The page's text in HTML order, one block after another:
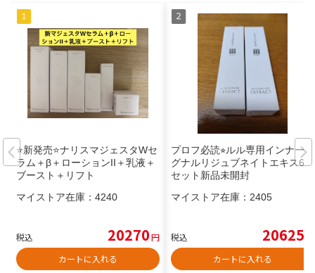
⭐️新発売⭐️ナリスマジェスタWセ
ラム＋β＋ローションII＋乳液＋
ブースト＋リフト
マイストア在庫： 4240
税込 20270円
カートに入れる
プロフ必読⭐︎ルル専用インナーシ
グナルリジュブネイトエキス6本
セット新品未開封
マイストア在庫： 2405
税込 20625
カートに入れる